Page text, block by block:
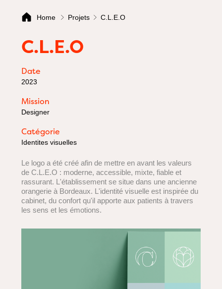
Home Projets C.L.E.O
C.L.E.O
Date
2023
Mission
Designer
Catégorie
Identites visuelles
Le logo a été créé afin de mettre en avant les valeurs
de C.L.E.O : moderne, accessible, mixte, fiable et
rassurant. L'établissement se situe dans une ancienne
orangerie à Bordeaux. L'identité visuelle est inspirée du
cabinet, du confort qu'il apporte aux patients à travers
les sens et les émotions.